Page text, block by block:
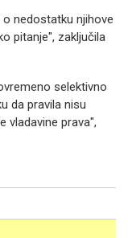
nedostatku njihove
pitanje", zaključila
selektivno
da pravila nisu
vladavine prava",